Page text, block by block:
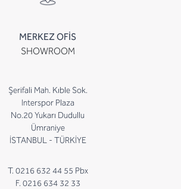
MERKEZ OFİS
SHOWROOM
Şerifali Mah. Kıble Sok.
Interspor Plaza
No.20 Yukarı Dudullu
Ümraniye
İSTANBUL - TÜRKİYE
T. 0216 632 44 55 Pbx
F. 0216 634 32 33